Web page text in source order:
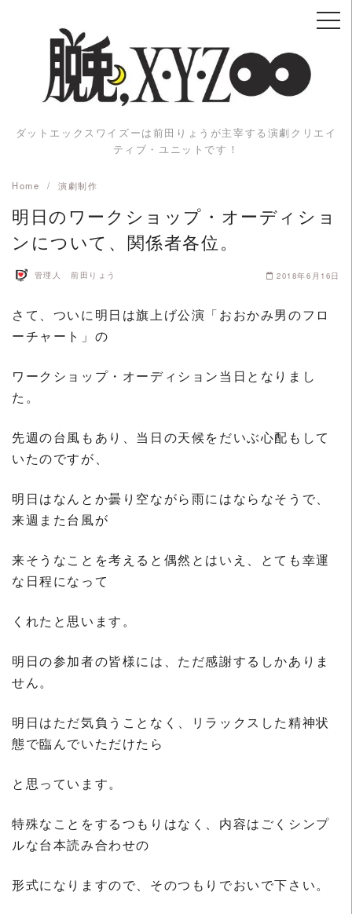
ダットエックスワイズーは前田りょうが主宰する演劇クリエイ
ティブ・ユニットです！
Home 演劇制作
明日のワークショップ・オーディショ
ンについて、関係者各位。
管理人 前田りょう 2018年6月16日
さて、ついに明日は旗上げ公演「おおかみ男のフロ
ーチャート」の
ワークショップ・オーディション当日となりまし
た。
先週の台風もあり、当日の天候をだいぶ心配もして
いたのですが、
明日はなんとか曇り空ながら雨にはならなそうで、
来週また台風が
来そうなことを考えると偶然とはいえ、とても幸運
な日程になって
くれたと思います。
明日の参加者の皆様には、ただ感謝するしかありま
せん。
明日はただ気負うことなく、リラックスした精神状
態で臨んでいただけたら
と思っています。
特殊なことをするつもりはなく、内容はごくシンプ
ルな台本読み合わせの
形式になりますので、そのつもりでおいで下さい。